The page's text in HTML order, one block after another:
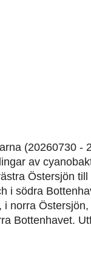
(20260730 -
av
Östersjön till
i södra
i norra Östersjön,
Bottenhavet.